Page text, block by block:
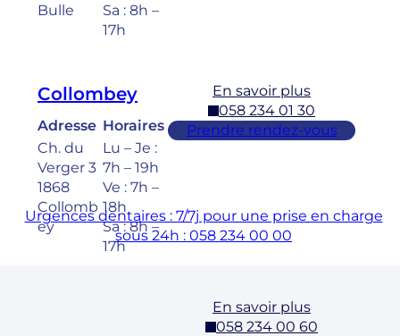
Bulle
Sa : 8h –
17h
Collombey
Adresse
Ch. du
Verger 3
1868
Collomb
ey
Horaires
Lu – Je :
7h – 19h
Ve : 7h –
18h
Sa : 8h –
17h
En savoir plus
058 234 01 30
Prendre rendez-vous
En savoir plus
058 234 00 60
Urgences dentaires : 7/7j pour une prise en charge
sous 24h : 058 234 00 00